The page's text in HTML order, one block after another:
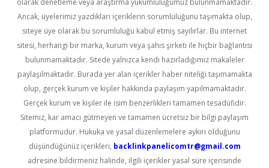
olarak denetleme veya araştırma yükümlülüğümüz bulunmamaktadır.
Ancak, üyelerimiz yazdıkları içeriklerin sorumluluğunu taşımakta olup,
siteye üye olarak bu sorumluluğu kabul etmiş sayılırlar. Bu internet
sitesi, herhangi bir marka, kurum veya şahıs şirketi ile hiçbir bağlantısı
bulunmamaktadır. Sitede yalnızca kendi hazırladığımız makaleler
paylaşılmaktadır. Burada yer alan içerikler haber niteliği taşımamakta
olup, gerçek kurum ve kişiler hakkında paylaşım yapılmamaktadır.
Gerçek kurum ve kişiler ile isim benzerlikleri tamamen tesadüfidir.
Sitemiz, kar amacı gütmeyen ve tamamen ücretsiz bir bilgi paylaşım
platformudur. Hukuka ve yasal düzenlemelere aykırı olduğunu
düşündüğünüz içerikleri, backlinkpanelicomtr@gmail.com
adresine bildirmeniz halinde, ilgili içerikler yasal süre içerisinde